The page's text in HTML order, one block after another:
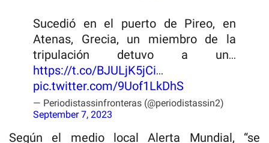
Sucedió en el puerto de Pireo, en
Atenas, Grecia, un miembro de la
tripulación detuvo a un…
https://t.co/BJULjK5jCi…
pic.twitter.com/9Uof1LkDhS
— Periodistassinfronteras (@periodistassin2)
September 7, 2023
Según el medio local Alerta Mundial, “se